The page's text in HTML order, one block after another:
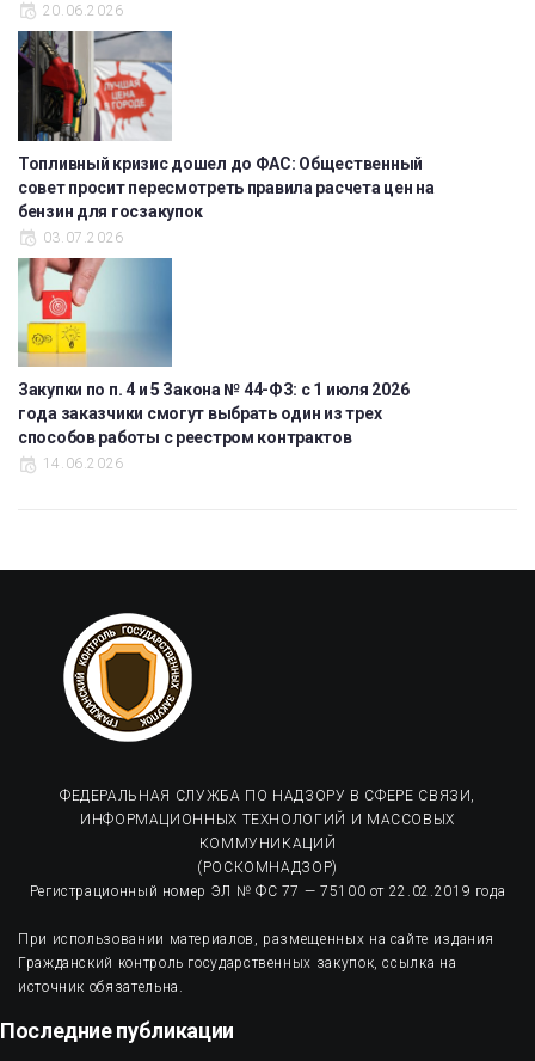
20.06.2026
Топливный кризис дошел до ФАС: Общественный
совет просит пересмотреть правила расчета цен на
бензин для госзакупок
03.07.2026
Закупки по п. 4 и 5 Закона № 44-ФЗ: с 1 июля 2026
года заказчики смогут выбрать один из трех
способов работы с реестром контрактов
14.06.2026
ФЕДЕРАЛЬНАЯ СЛУЖБА ПО НАДЗОРУ В СФЕРЕ СВЯЗИ,
ИНФОРМАЦИОННЫХ ТЕХНОЛОГИЙ И МАССОВЫХ
КОММУНИКАЦИЙ
(РОСКОМНАДЗОР)
Регистрационный номер ЭЛ № ФС 77 — 75100 от 22.02.2019 года
При использовании материалов, размещенных на сайте издания
Гражданский контроль государственных закупок, ссылка на
источник обязательна.
Последние публикации